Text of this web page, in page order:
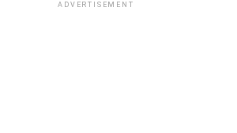
ADVERTISEMENT